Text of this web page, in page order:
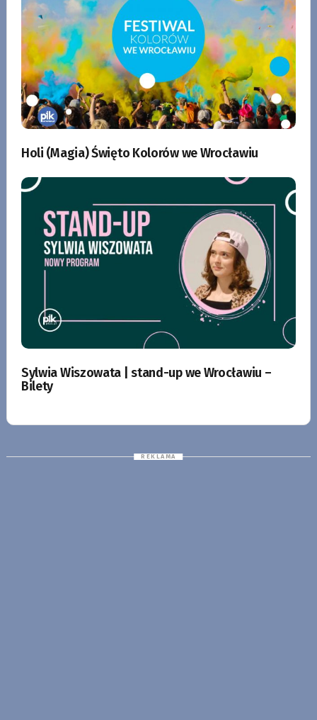
Holi (Magia) Święto Kolorów we Wrocławiu
Sylwia Wiszowata | stand-up we Wrocławiu –
Bilety